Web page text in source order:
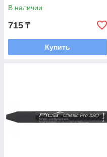
В наличии
715 ₸
Купить